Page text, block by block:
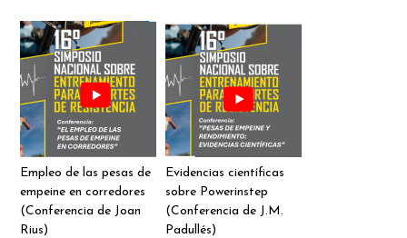
Empleo de las pesas de
empeine en corredores
(Conferencia de Joan
Rius)
Evidencias científicas
sobre Powerinstep
(Conferencia de J.M.
Padullés)